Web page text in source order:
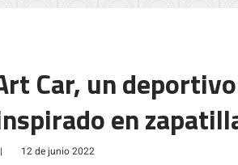
Car, un
en
| 12 de junio 2022